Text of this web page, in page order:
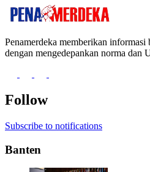
Penamerdeka memberikan informasi
dengan mengedepankan norma dan
Follow
Subscribe to notifications
Banten